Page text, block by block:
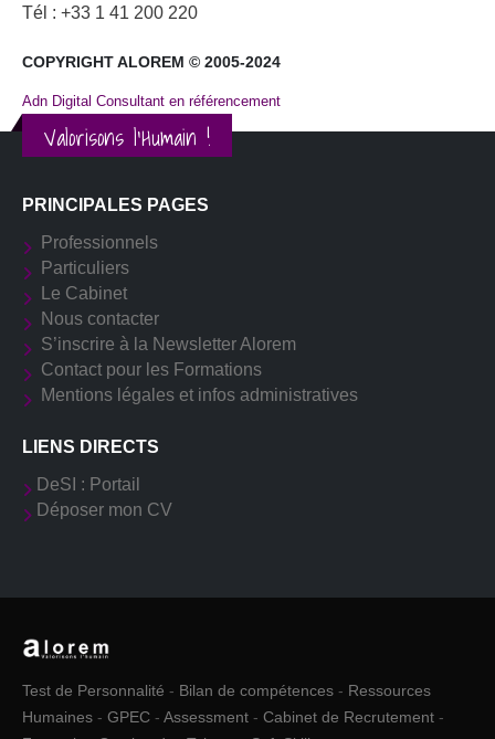
Tél : +33 1 41 200 220
COPYRIGHT ALOREM © 2005-2024
Adn Digital Consultant en référencement
Valorisons l'Humain !
PRINCIPALES PAGES
Professionnels
Particuliers
Le Cabinet
Nous contacter
S’inscrire à la Newsletter Alorem
Contact pour les Formations
Mentions légales et infos administratives
LIENS DIRECTS
DeSI : Portail
Déposer mon CV
Test de Personnalité - Bilan de compétences - Ressources
Humaines - GPEC - Assessment - Cabinet de Recrutement -